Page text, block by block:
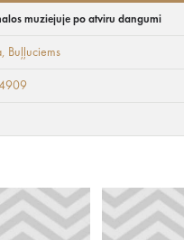
muziejuje po atviru dangumi
, Buļļuciems